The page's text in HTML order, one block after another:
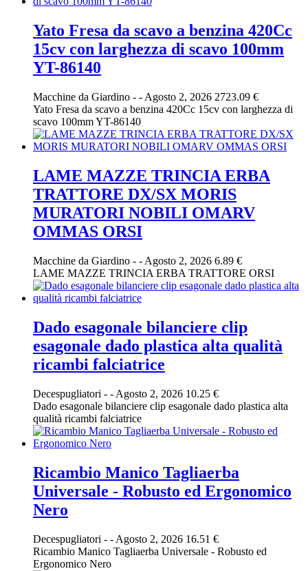
Yato Fresa da scavo a benzina 420Cc
15cv con larghezza di scavo 100mm
YT-86140
Macchine da Giardino - - Agosto 2, 2026 2723.09 €
Yato Fresa da scavo a benzina 420Cc 15cv con larghezza di
scavo 100mm YT-86140
LAME MAZZE TRINCIA ERBA
TRATTORE DX/SX MORIS
MURATORI NOBILI OMARV
OMMAS ORSI
Macchine da Giardino - - Agosto 2, 2026 6.89 €
LAME MAZZE TRINCIA ERBA TRATTORE ORSI
Dado esagonale bilanciere clip
esagonale dado plastica alta qualità
ricambi falciatrice
Decespugliatori - - Agosto 2, 2026 10.25 €
Dado esagonale bilanciere clip esagonale dado plastica alta
qualità ricambi falciatrice
Ricambio Manico Tagliaerba
Universale - Robusto ed Ergonomico
Nero
Decespugliatori - - Agosto 2, 2026 16.51 €
Ricambio Manico Tagliaerba Universale - Robusto ed
Ergonomico Nero